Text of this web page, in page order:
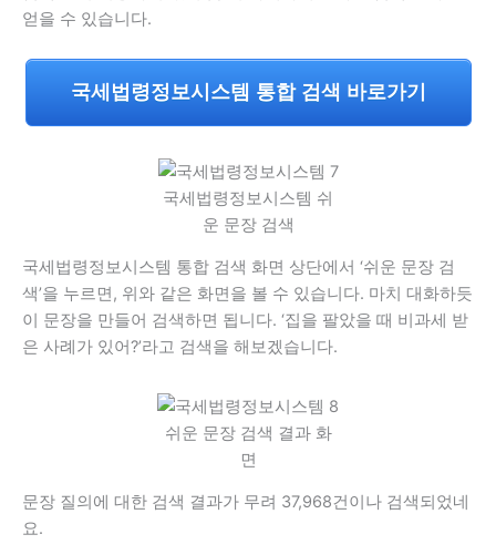
얻을 수 있습니다.
국세법령정보시스템 통합 검색 바로가기
국세법령정보시스템 쉬
운 문장 검색
국세법령정보시스템 통합 검색 화면 상단에서 ‘쉬운 문장 검
색’을 누르면, 위와 같은 화면을 볼 수 있습니다. 마치 대화하듯
이 문장을 만들어 검색하면 됩니다. ‘집을 팔았을 때 비과세 받
은 사례가 있어?’라고 검색을 해보겠습니다.
쉬운 문장 검색 결과 화
면
문장 질의에 대한 검색 결과가 무려 37,968건이나 검색되었네
요.